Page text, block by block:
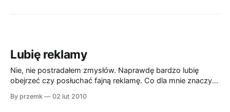
Lubię reklamy
Nie, nie postradałem zmysłów. Naprawdę bardzo lubię
obejrzeć czy posłuchać fajną reklamę. Co dla mnie znaczy
ładnie nakręcona, czy ma fajny scenariusz. Ma mieć to coś,
By przemk 02 lut 2010